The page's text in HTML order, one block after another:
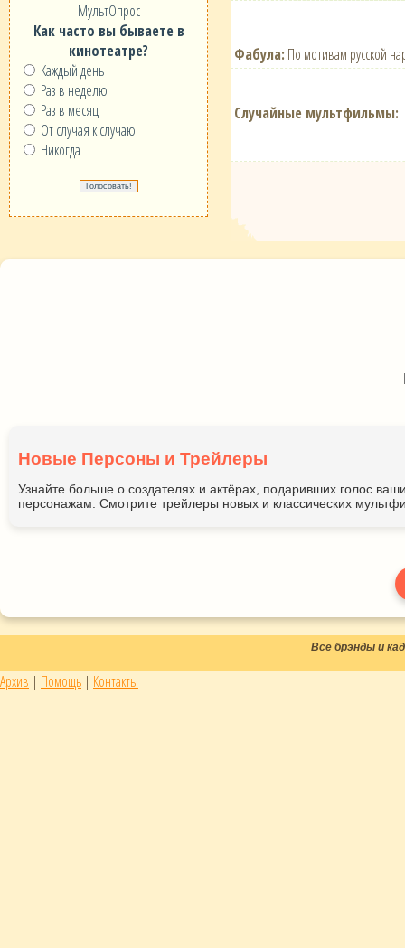
МультОпрос
Как часто вы бываете в
кинотеатре?
Каждый день
Раз в неделю
Раз в месяц
От случая к случаю
Никогда
Фабула: По мотивам русской
Случайные мультфильмы:
Новые Персоны и Трейлеры
Узнайте больше о создателях и актёрах, подаривших голос
персонажам. Смотрите трейлеры новых и классических
Все брэнды и
Архив | Помощь | Контакты